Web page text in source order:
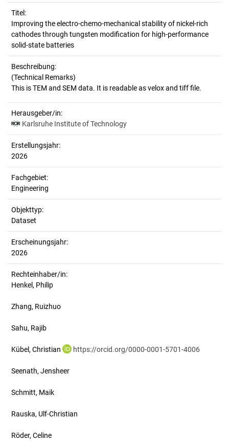
Titel:
Improving the electro-chemo-mechanical stability of nickel-rich
cathodes through tungsten modification for high-performance
solid-state batteries
Beschreibung:
(Technical Remarks)
Herausgeber/in:
Karlsruhe Institute of Technology
Erstellungsjahr:
2026
Fachgebiet:
Engineering
Objekttyp:
Dataset
Erscheinungsjahr:
2026
Rechteinhaber/in:
Henkel, Philip
Zhang, Ruizhuo
Sahu, Rajib
Kübel, Christian https://orcid.org/0000-0001-5701-4006
Seenath, Jensheer
Schmitt, Maik
Rauska, Ulf-Christian
Röder, Celine